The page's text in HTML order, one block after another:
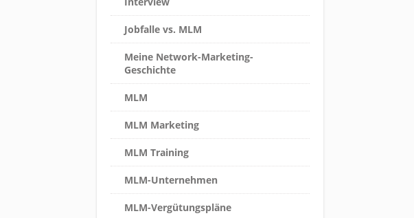
Jobfalle vs. MLM
Meine Network-Marketing-
Geschichte
MLM
MLM Marketing
MLM Training
MLM-Unternehmen
MLM-Vergütungspläne